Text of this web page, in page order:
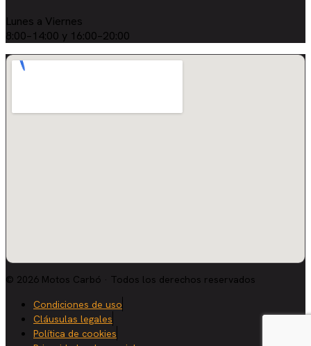
Lunes a Viernes
8:00–14:00 y 16:00–20:00
© 2026 Motos Carbó · Todos los derechos reservados
Condiciones de uso
Cláusulas legales
Política de cookies